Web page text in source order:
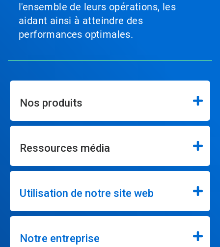
l'ensemble de leurs opérations, les
aidant ainsi à atteindre des
performances optimales.
Nos produits
Ressources média
Utilisation de notre site web
Notre entreprise